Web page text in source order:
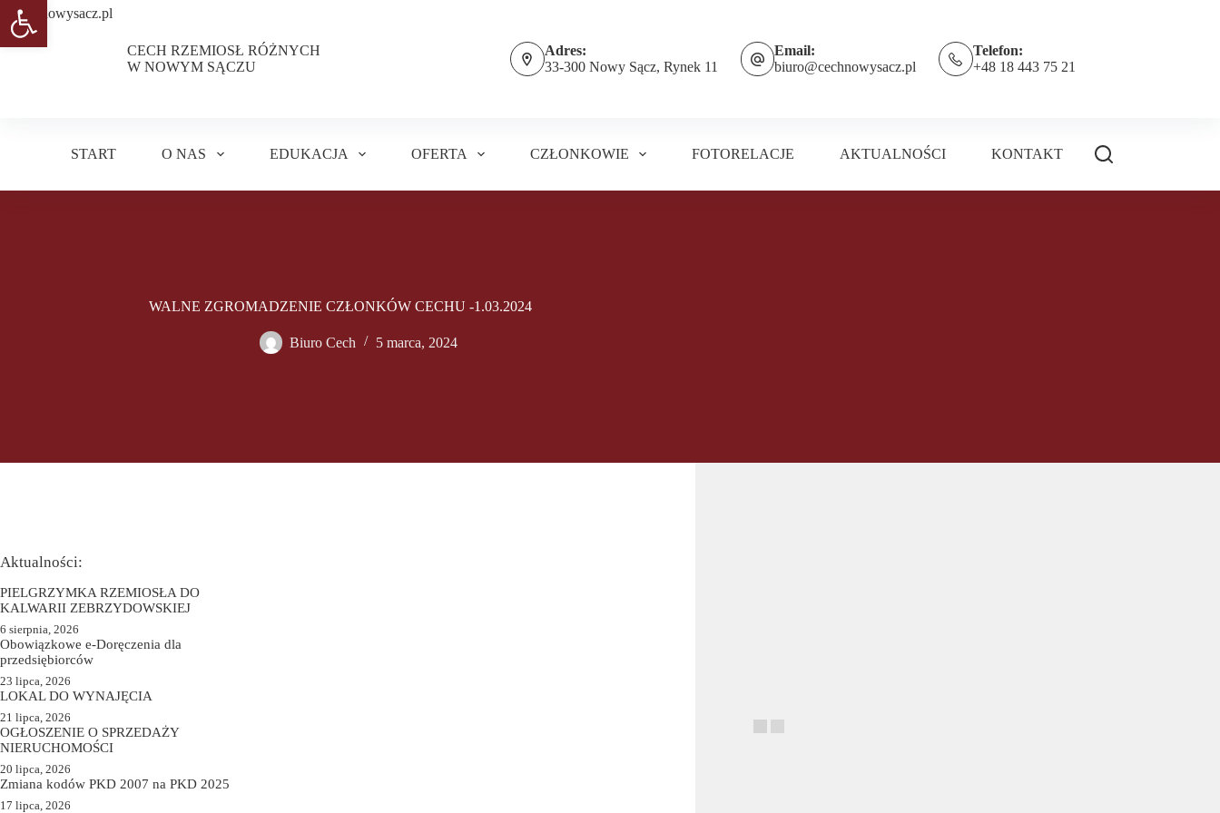
Przejdź
do
treści
CECH RZEMIOSŁ RÓŻNYCH
W NOWYM SĄCZU
Adres:
33-300 Nowy Sącz, Rynek 11
Email:
biuro@cechnowysacz.pl
Telefon:
+48 18 443 75 21
START O NAS EDUKACJA OFERTA CZŁONKOWIE FOTORELACJE AKTUALNOŚCI KONTAKT
WALNE ZGROMADZENIE CZŁONKÓW CECHU -1.03.2024
Biuro Cech 5 marca, 2024
Aktualności:
PIELGRZYMKA RZEMIOSŁA DO
KALWARII ZEBRZYDOWSKIEJ
6 sierpnia, 2026
Obowiązkowe e-Doręczenia dla
przedsiębiorców
23 lipca, 2026
LOKAL DO WYNAJĘCIA
21 lipca, 2026
OGŁOSZENIE O SPRZEDAŻY
NIERUCHOMOŚCI
20 lipca, 2026
Zmiana kodów PKD 2007 na PKD 2025
17 lipca, 2026